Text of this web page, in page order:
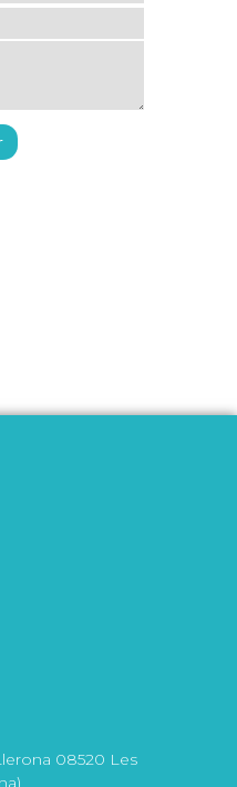
08520 Les